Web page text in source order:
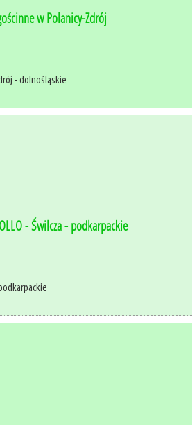
w Polanicy-Zdrój
- dolnośląskie
- Świlcza - podkarpackie